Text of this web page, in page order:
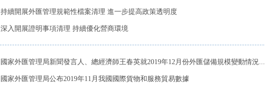
持續開展外匯管理規範性檔案清理 進一步提高政策透明度
深入開展證明事項清理 持續優化營商環境
國家外匯管理局新聞發言人、總經濟師王春英就2019年12月份外匯儲備規模變動情況...
國家外匯管理局公布2019年11月我國國際貨物和服務貿易數據